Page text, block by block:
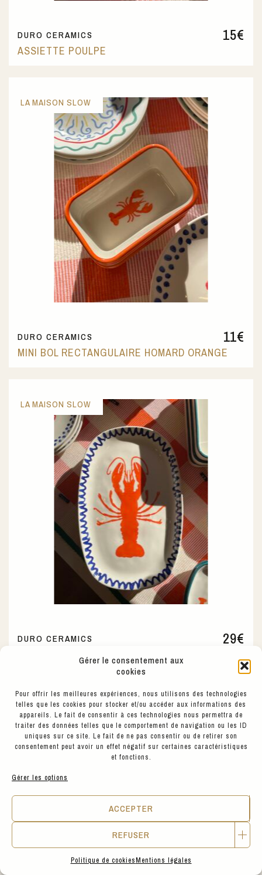
Gérer le consentement aux
cookies
Pour offrir les meilleures expériences, nous utilisons des technologies
telles que les cookies pour stocker et/ou accéder aux informations des
appareils. Le fait de consentir à ces technologies nous permettra de
traiter des données telles que le comportement de navigation ou les ID
uniques sur ce site. Le fait de ne pas consentir ou de retirer son
consentement peut avoir un effet négatif sur certaines caractéristiques
et fonctions.
Gérer les options
ACCEPTER
REFUSER
Politique de cookiesMentions légales
15€
DURO CERAMICS
ASSIETTE POULPE
11€
DURO CERAMICS
MINI BOL RECTANGULAIRE HOMARD ORANGE
LA MAISON SLOW
29€
DURO CERAMICS
PLAT PRÉSENTATION HOMARD
LA MAISON SLOW
LA MAISON SLOW